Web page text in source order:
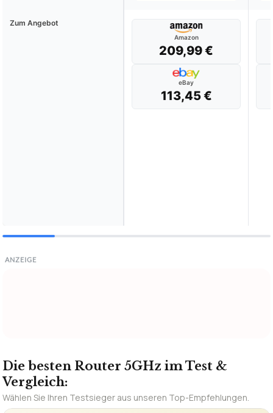
Zum Angebot
Amazon
209,99 €
eBay
113,45 €
ANZEIGE
Die besten Router 5GHz im Test &
Vergleich:
Wählen Sie Ihren Testsieger aus unseren Top-Empfehlungen.